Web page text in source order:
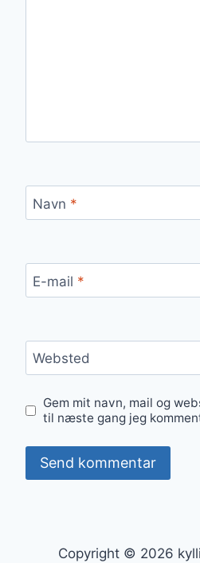
Navn *
E-mail *
Websted
Gem mit navn, mail og
til næste gang jeg
Copyright © 2026